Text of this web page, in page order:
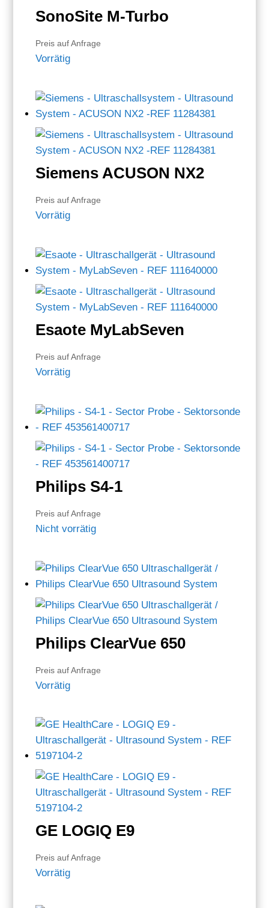
SonoSite M-Turbo
Preis auf Anfrage
Vorrätig
Siemens ACUSON NX2
Preis auf Anfrage
Vorrätig
Esaote MyLabSeven
Preis auf Anfrage
Vorrätig
Philips S4-1
Preis auf Anfrage
Nicht vorrätig
Philips ClearVue 650
Preis auf Anfrage
Vorrätig
GE LOGIQ E9
Preis auf Anfrage
Vorrätig